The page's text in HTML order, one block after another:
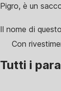
Pigro, è un
Il nome di
Con
Tutti i